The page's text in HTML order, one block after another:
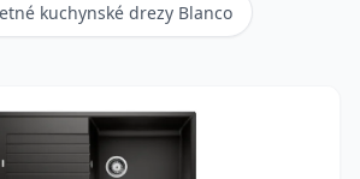
kuchynské drezy Blanco